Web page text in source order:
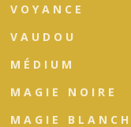
VOYANCE
VAUDOU
MÉDIUM
MAGIE NOIRE
MAGIE